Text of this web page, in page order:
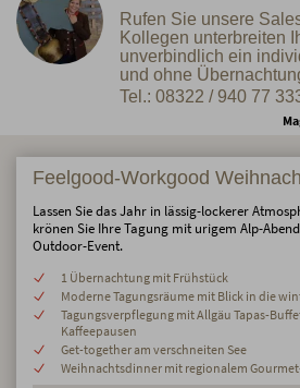
Rufen Sie unsere
Kollegen unterbreiten
unverbindlich ein
und ohne
Tel.: 08322 / 940 77
Feelgood-Workgood
Lassen Sie das Jahr in lässig-lockerer
krönen Sie Ihre Tagung mit urigem Alp-
Outdoor-Event.
1 Übernachtung mit Frühstück
Moderne Tagungsräume mit Blick in die
Tagungsverpflegung mit Allgäu Tapas-
Kaffeepausen
Get-together am verschneiten See
Weihnachtsdinner mit regionalem